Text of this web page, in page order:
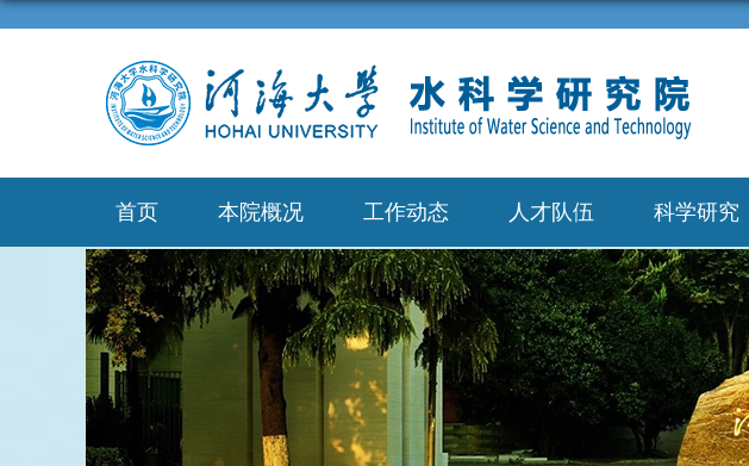
首页 本院概况 工作动态 人才队伍 科学研究